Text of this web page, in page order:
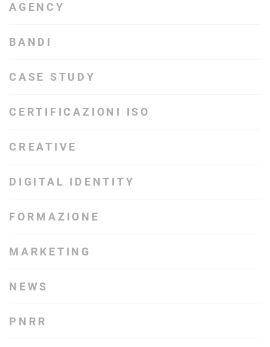
AGENCY
BANDI
CASE STUDY
CERTIFICAZIONI ISO
CREATIVE
DIGITAL IDENTITY
FORMAZIONE
MARKETING
NEWS
PNRR